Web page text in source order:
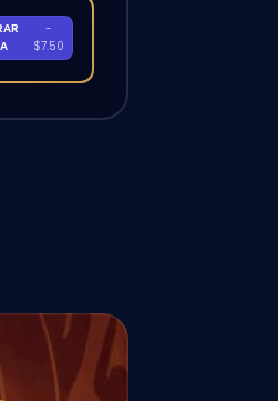
-
$7.50